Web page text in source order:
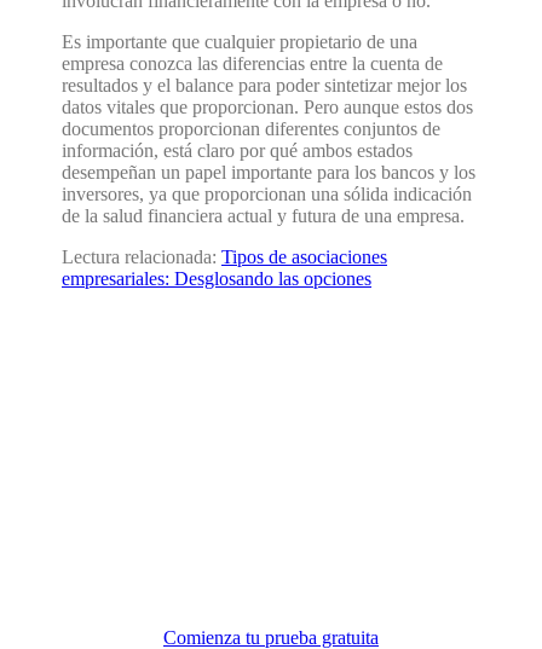
Es importante que cualquier propietario de una
empresa conozca las diferencias entre la cuenta de
resultados y el balance para poder sintetizar mejor los
datos vitales que proporcionan. Pero aunque estos dos
documentos proporcionan diferentes conjuntos de
información, está claro por qué ambos estados
desempeñan un papel importante para los bancos y los
inversores, ya que proporcionan una sólida indicación
de la salud financiera actual y futura de una empresa.
Lectura relacionada: Tipos de asociaciones
empresariales: Desglosando las opciones
Comienza tu prueba gratuita